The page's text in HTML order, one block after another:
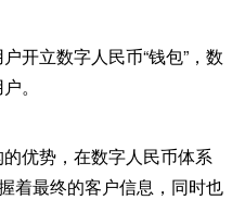
开立数字人民币“钱包”，数
。
优势，在数字人民币体系
着最终的客户信息，同时也